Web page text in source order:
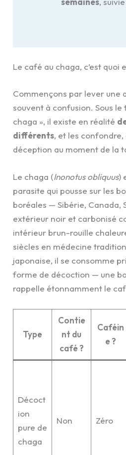
Le café au chaga, c’est quoi
Commençons par lever une
souvent à confusion. Sous le
chaga », il existe en réalité
différents, et les confondre,
déception au moment de la
Le chaga (Inonotus obliquus)
parasite qui pousse sur les
boréales — Sibérie, Canada,
extérieur noir et carbonisé
intérieur brun-rouille
siècles en médecine
japonaise, il se consomme
forme de décoction — une
rappelle étonnamment le
Type
Contie
nt du
café ?
Caféin
e ?
Décoct
ion
pure de
chaga
Non Zéro